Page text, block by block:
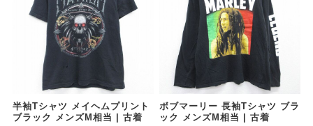
半袖Tシャツ メイヘムプリント
ブラック メンズM相当 | 古着
ボブマーリー 長袖Tシャツ ブラ
ック メンズM相当 | 古着